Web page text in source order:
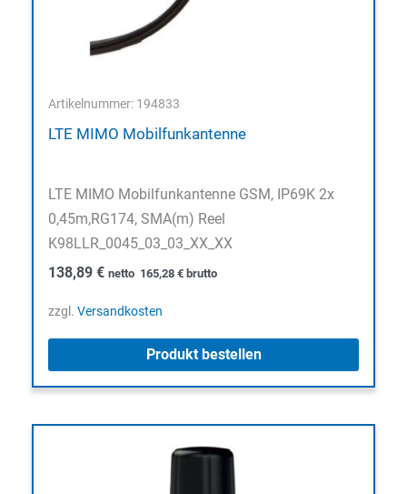
Artikelnummer: 194833
LTE MIMO Mobilfunkantenne
LTE MIMO Mobilfunkantenne GSM, IP69K 2x
0,45m,RG174, SMA(m) Reel
K98LLR_0045_03_03_XX_XX
138,89 € netto 165,28 € brutto
zzgl. Versandkosten
Produkt bestellen